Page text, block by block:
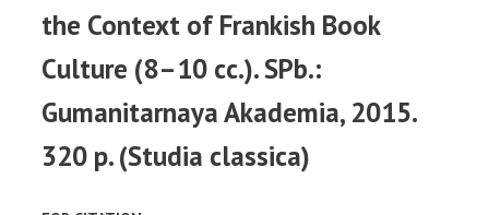
the Context of Frankish Book
Culture (8–10 cc.). SPb.:
Gumanitarnaya Akademia, 2015.
320 p. (Studia classica)